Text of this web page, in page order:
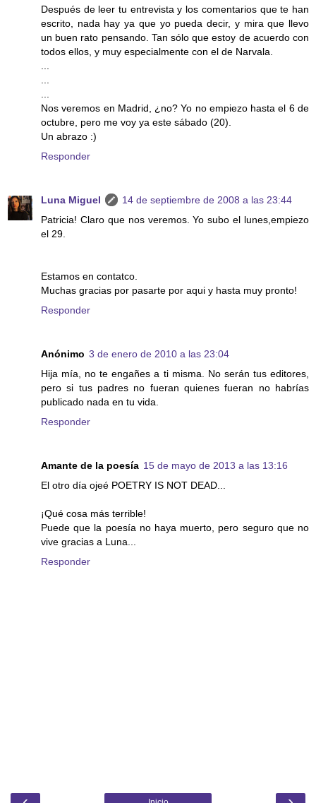
Después de leer tu entrevista y los comentarios que te han
escrito, nada hay ya que yo pueda decir, y mira que llevo
un buen rato pensando. Tan sólo que estoy de acuerdo con
todos ellos, y muy especialmente con el de Narvala.
Nos veremos en Madrid, ¿no? Yo no empiezo hasta el 6 de
octubre, pero me voy ya este sábado (20).
Un abrazo :)
Responder
Luna Miguel
14 de septiembre de 2008 a las 23:44
Patricia! Claro que nos veremos. Yo subo el lunes,empiezo
el 29.
Estamos en contatco.
Muchas gracias por pasarte por aqui y hasta muy pronto!
Responder
Anónimo 3 de enero de 2010 a las 23:04
Hija mía, no te engañes a ti misma. No serán tus editores,
pero si tus padres no fueran quienes fueran no habrías
publicado nada en tu vida.
Responder
Amante de la poesía 15 de mayo de 2013 a las 13:16
El otro día ojeé POETRY IS NOT DEAD...
¡Qué cosa más terrible!
Puede que la poesía no haya muerto, pero seguro que no
vive gracias a Luna...
Responder